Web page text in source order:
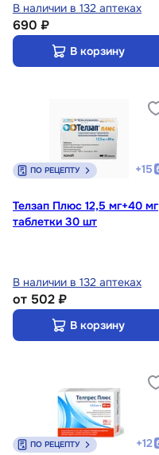
В наличии в 132 аптеках
690 ₽
В корзину
ПО РЕЦЕПТУ +15
Телзап Плюс 12,5 мг+40 мг
таблетки 30 шт
В наличии в 132 аптеках
от 502 ₽
В корзину
ПО РЕЦЕПТУ +12